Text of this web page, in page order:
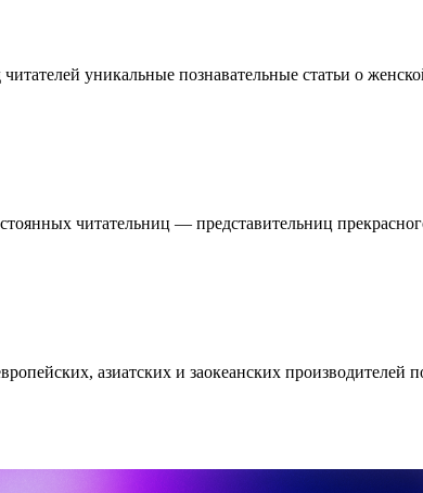
уникальные познавательные статьи о
читательниц — представительниц
азиатских и заокеанских производителей